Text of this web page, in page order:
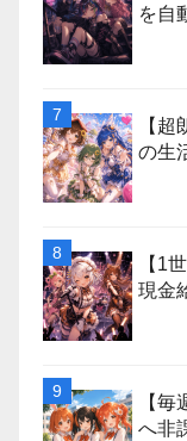
を自
【
の生
【1
現金
【
へ非